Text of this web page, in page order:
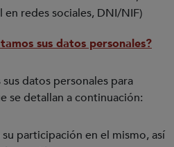
redes sociales, DNI/NIF)
sus datos personales?
datos personales para
se detallan a continuación:
participación en el mismo, así